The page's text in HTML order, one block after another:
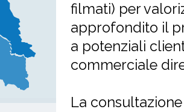
filmati) per
approfondito il
a potenziali
commerciale
La